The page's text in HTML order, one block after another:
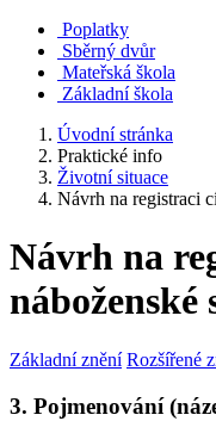
Poplatky
Sběrný dvůr
Mateřská škola
Základní škola
Úvodní stránka
Praktické info
Životní situace
Návrh na registraci
Návrh na
náboženské
Základní znění Rozšířené
3. Pojmenování